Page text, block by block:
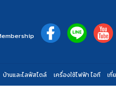
บ้านและไลฟ์สไตล์ เครื่องใช้ไฟฟ้า ไอที เกี่